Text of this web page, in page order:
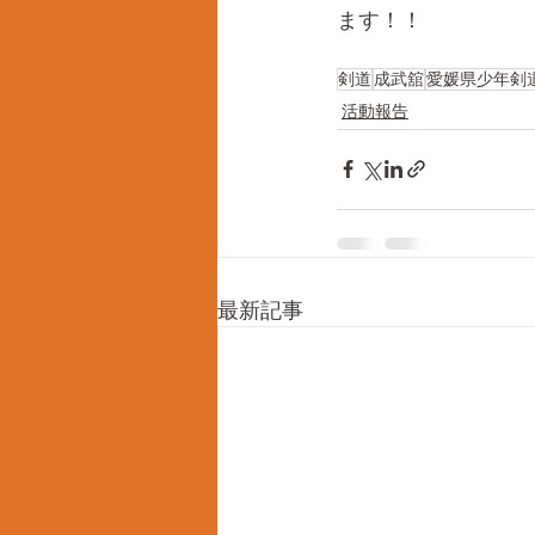
ます！！
剣道 成武舘愛媛県少年剣
活動報告
最新記事